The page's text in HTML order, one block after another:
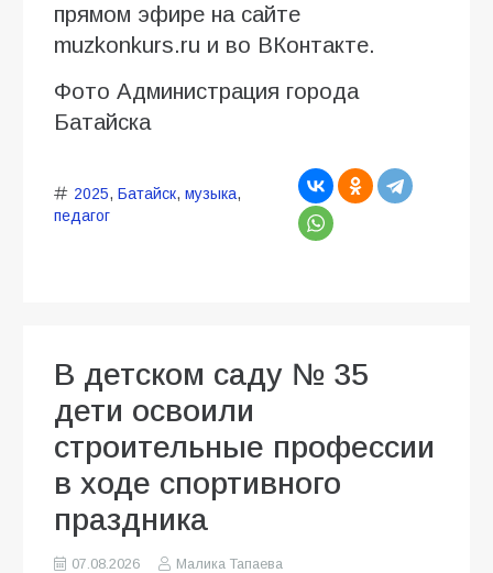
прямом эфире на сайте
muzkonkurs.ru и во ВКонтакте.
Фото Администрация города
Батайска
2025, Батайск, музыка,
педагог
В детском саду № 35
дети освоили
строительные профессии
в ходе спортивного
праздника
07.08.2026
Малика Тапаева